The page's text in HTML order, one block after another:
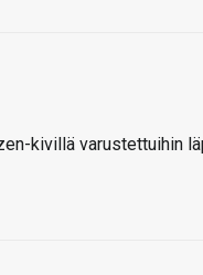
kivillä varustettuihin